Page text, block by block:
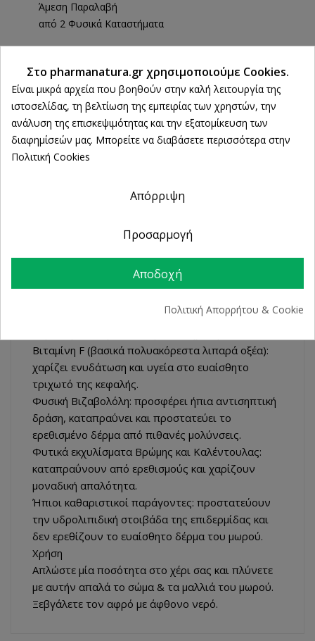
Άμεση Παραλαβή
από 2 Φυσικά Καταστήματα
ΠΕΡΙΓΡΑΦΉ
ΛΕΠΤΟΜΈΡΕΙΕΣ ΠΡΟΪΌΝΤΟΣ
παράγοντες και βιταμίνες, προστατεύει το
ώστε να αποφεύγεται η ξηροδερμία. Δεν περιέχει
μεταλλικά στοιχεία και το άρωμά του είναι
Προβιταμίνη Β5: ενυδατώνει και προλαμβάνει τα
Βιταμίνη F (βασικά πολυακόρεστα λιπαρά οξέα):
χαρίζει ενυδάτωση και υγεία στο ευαίσθητο
τριχωτό της κεφαλής.
Φυσική Βιζαβολόλη: προσφέρει ήπια αντισηπτική
δράση, καταπραΰνει και προστατεύει το
ερεθισμένο δέρμα από πιθανές μολύνσεις.
Φυτικά εκχυλίσματα Βρώμης και Καλέντουλας:
καταπραΰνουν από ερεθισμούς και χαρίζουν
μοναδική απαλότητα.
Ήπιοι καθαριστικοί παράγοντες: προστατεύουν
την υδρολιπιδική στοιβάδα της επιδερμίδας και
δεν ερεθίζουν το ευαίσθητο δέρμα του μωρού.
Χρήση
Απλώστε μία ποσότητα στο χέρι σας και πλύνετε
με αυτήν απαλά το σώμα & τα μαλλιά του μωρού.
Ξεβγάλετε τον αφρό με άφθονο νερό.
Στο pharmanatura.gr χρησιμοποιούμε Cookies.
Είναι μικρά αρχεία που βοηθούν στην καλή λειτουργία της
ιστοσελίδας, τη βελτίωση της εμπειρίας των χρηστών, την
ανάλυση της επισκεψιμότητας και την εξατομίκευση των
διαφημίσεών μας. Μπορείτε να διαβάσετε περισσότερα στην
Πολιτική Cookies
Απόρριψη
Προσαρμογή
Αποδοχή
Πολιτική Απορρήτου & Cookie